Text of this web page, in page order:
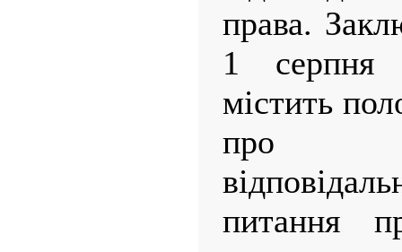
права.
1 серпня
містить
про
питання